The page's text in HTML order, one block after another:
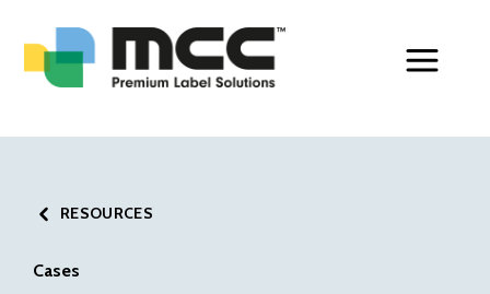
RESOURCES
Cases